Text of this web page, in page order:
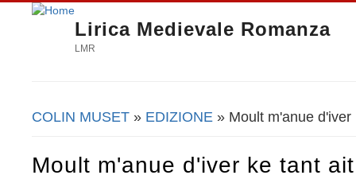
Lirica Medievale Romanza
LMR
Tu sei qui
COLIN MUSET » EDIZIONE » Moult m'anue
Moult m'anue d'iver ke tant